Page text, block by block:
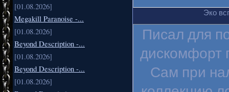
[01.08.2026]
Megakill Paranoise -...
[01.08.2026]
Beyond Description -...
[01.08.2026]
Beyond Description -...
[01.08.2026]
Эко
Писал для
дискомфорт
Сам при